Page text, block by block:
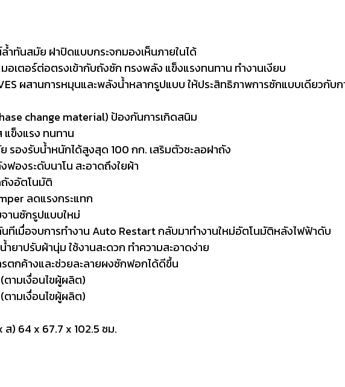
ำทันสมัย ฝาปิดแบบกระจกมองเห็นภายในได้
เตอร์ต่อตรงเข้ากับถังซัก ทรงพลัง แข็งแรงทนทาน ทำงานเงียบ
ผสานการหมุนและพลังน้ำหลากรูปแบบ ให้ประสิทธิภาพการซักแบบเดียวกั
change material) ป้องกันการเกิดสนิม
แข็งแรง ทนทาน
รองรับน้ำหนักได้สูงสุด 100 กก. เสริมตัวชะลอฝาถัง
องระดับนาโน สะอาดถึงใยผ้า
งอัตโนมัติ
ลดแรงกระแทก
านซักรูปแบบใหม่
ทีเมื่อจบการทำงาน Auto Restart กลับมาทำงานใหม่อัตโนมัติหลังไฟฟ้าดับ
ยาปรับผ้านุ่ม ใช้งานสะดวก ทำความสะอาดง่าย
ตกค้างและช่วยละลายผงซักฟอกได้ดีขึ้น
ตามเงื่อนไขผู้ผลิต)
ตามเงื่อนไขผู้ผลิต)
) 64 x 67.7 x 102.5 ซม.